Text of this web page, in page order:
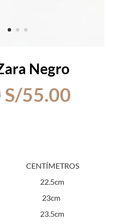
Negro
El
precio
S/55.00El
precio
CENTÍMETROS
22.5cm
23cm
23.5cm